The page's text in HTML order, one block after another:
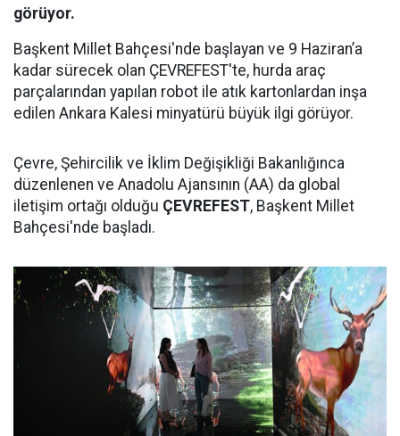
görüyor.
Başkent Millet Bahçesi'nde başlayan ve 9 Haziran’a
kadar sürecek olan ÇEVREFEST'te, hurda araç
parçalarından yapılan robot ile atık kartonlardan inşa
edilen Ankara Kalesi minyatürü büyük ilgi görüyor.
Çevre, Şehircilik ve İklim Değişikliği Bakanlığınca
düzenlenen ve Anadolu Ajansının (AA) da global
iletişim ortağı olduğu ÇEVREFEST, Başkent Millet
Bahçesi'nde başladı.